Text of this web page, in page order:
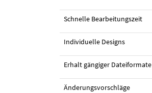
Schnelle Bearbeitungszeit
Individuelle Designs
Erhalt gängiger Dateiformate
Änderungsvorschläge